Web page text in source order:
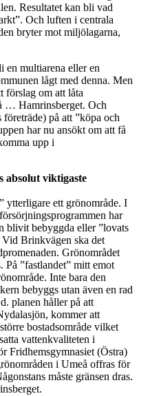
Resultatet kan bli vad
Och luften i centrala
bryter mot miljölagarna,
en multiarena eller en
lågt med denna. Men
förslag om att låta
… Hamrinsberget. Och
på att ”köpa och
har nu ansökt om att få
upp i
absolut viktigaste
ytterligare ett grönområde. I
har
blivit bebyggda eller ”lovats
Brinkvägen ska det
Grönområdet
På ”fastlandet” mitt emot
Inte bara den
bebyggs utan även en rad
planen håller på att
kommer att
bostadsområde vilket
vattenkvaliteten i
Fridhemsgymnasiet (Östra)
i Umeå offras för
måste gränsen dras.